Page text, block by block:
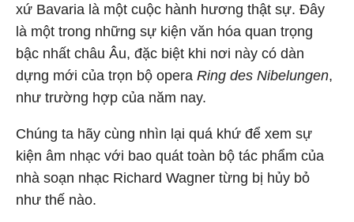
xứ Bavaria là một cuộc hành hương thật sự. Đây
là một trong những sự kiện văn hóa quan trọng
bậc nhất châu Âu, đặc biệt khi nơi này có dàn
dựng mới của trọn bộ opera Ring des Nibelungen,
như trường hợp của năm nay.
Chúng ta hãy cùng nhìn lại quá khứ để xem sự
kiện âm nhạc với bao quát toàn bộ tác phẩm của
nhà soạn nhạc Richard Wagner từng bị hủy bỏ
như thế nào.